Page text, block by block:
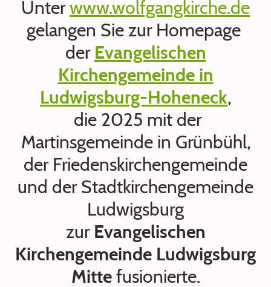
Unterwww.wolfgangkirche.de
gelangen Sie zur Homepage
der Evangelischen
Kirchengemeinde in
Ludwigsburg-Hoheneck,
die 2025 mit der
Martinsgemeinde in Grünbühl,
der Friedenskirchengemeinde
und der Stadtkirchengemeinde
Ludwigsburg
zur Evangelischen
Kirchengemeinde Ludwigsburg
Mittefusionierte.